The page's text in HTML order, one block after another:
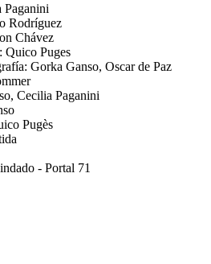
Paganini
Rodríguez
Chávez
Quico Puges
Gorka Ganso, Oscar de Paz
Cecilia Paganini
Pugès
- Portal 71